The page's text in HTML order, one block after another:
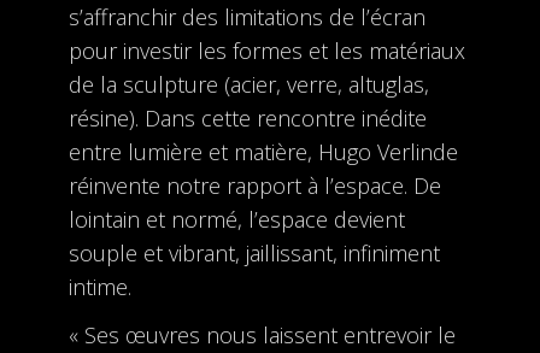
s’affranchir des limitations de l’écran
pour investir les formes et les matériaux
de la sculpture (acier, verre, altuglas,
résine). Dans cette rencontre inédite
entre lumière et matière, Hugo Verlinde
réinvente notre rapport à l’espace. De
lointain et normé, l’espace devient
souple et vibrant, jaillissant, infiniment
intime.
« Ses œuvres nous laissent entrevoir le